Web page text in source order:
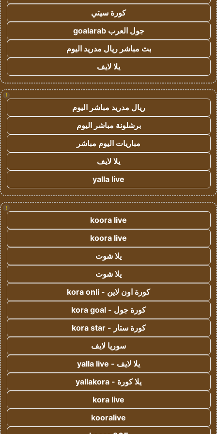
كورة سيتي
جول العرب goalarab
بث مباشر ريال مدريد اليوم
يلا لايف
!
ريال مدريد مباشر اليوم
برشلونة مباشر اليوم
مباريات اليوم مباشر
يلا لايف
yalla live
!
koora live
koora live
يلا شوت
يلا شوت
كورة اون لاين - kora onli
كورة جول - kora goal
كورة ستار - kora star
سوريا لايف
يلا لايف - yalla live
يلا كورة - yallakora
kora live
kooralive